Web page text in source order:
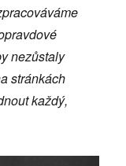
nezůstaly
stránkách
každý,